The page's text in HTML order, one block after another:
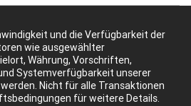
und die Verfügbarkeit der
wie ausgewählter
Währung, Vorschriften,
Systemverfügbarkeit unserer
Nicht für alle Transaktionen
für weitere Details.